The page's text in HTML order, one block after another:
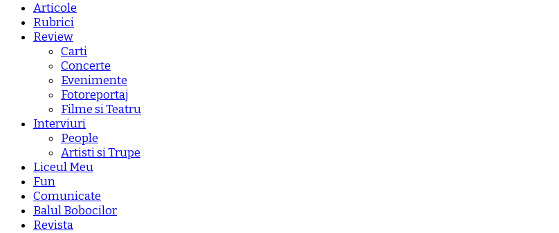
Articole
Rubrici
Review
Carti
Concerte
Evenimente
Fotoreportaj
Filme si Teatru
Interviuri
People
Artisti si Trupe
Liceul Meu
Fun
Comunicate
Balul Bobocilor
Revista